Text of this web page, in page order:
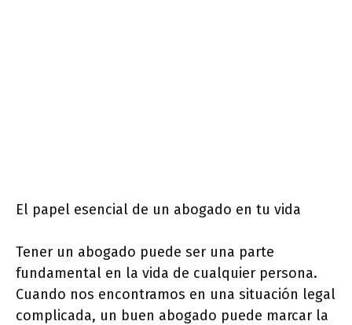
El papel esencial de un abogado en tu vida
Tener un abogado puede ser una parte
fundamental en la vida de cualquier persona.
Cuando nos encontramos en una situación legal
complicada, un buen abogado puede marcar la